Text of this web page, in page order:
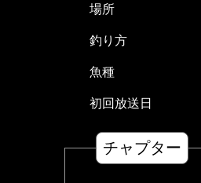
場所
釣り方
魚種
初回放送日
チャプター